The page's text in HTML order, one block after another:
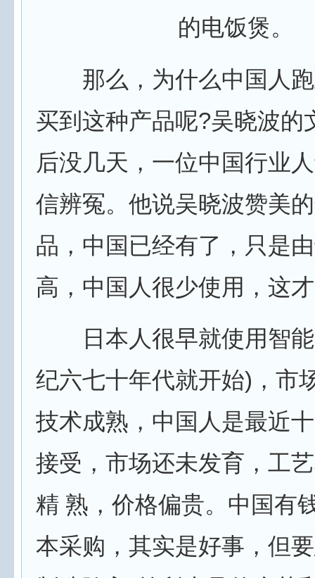
的电饭煲。
那么，为什么中国人跑
买到这种产品呢?吴晓波的
后没几天，一位中国行业
信辨冤。他说吴晓波赞美
品，中国已经有了，只是
高，中国人很少使用，这
日本人很早就使用智能
纪六七十年代就开始)，市
技术成熟，中国人是最近
接受，市场还未发育，工
精 熟，价格偏贵。中国有
本采购，其实是好事，但